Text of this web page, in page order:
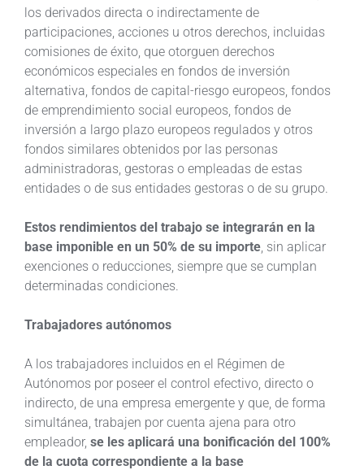
los derivados directa o indirectamente de
participaciones, acciones u otros derechos, incluidas
comisiones de éxito, que otorguen derechos
económicos especiales en fondos de inversión
alternativa, fondos de capital-riesgo europeos, fondos
de emprendimiento social europeos, fondos de
inversión a largo plazo europeos regulados y otros
fondos similares obtenidos por las personas
administradoras, gestoras o empleadas de estas
entidades o de sus entidades gestoras o de su grupo.
Estos rendimientos del trabajo se integrarán en la
base imponible en un 50% de su importe , sin aplicar
exenciones o reducciones, siempre que se cumplan
determinadas condiciones.
Trabajadores autónomos
A los trabajadores incluidos en el Régimen de
Autónomos por poseer el control efectivo, directo o
indirecto, de una empresa emergente y que, de forma
simultánea, trabajen por cuenta ajena para otro
empleador, se les aplicará una bonificación del 100%
de la cuota correspondiente a la base